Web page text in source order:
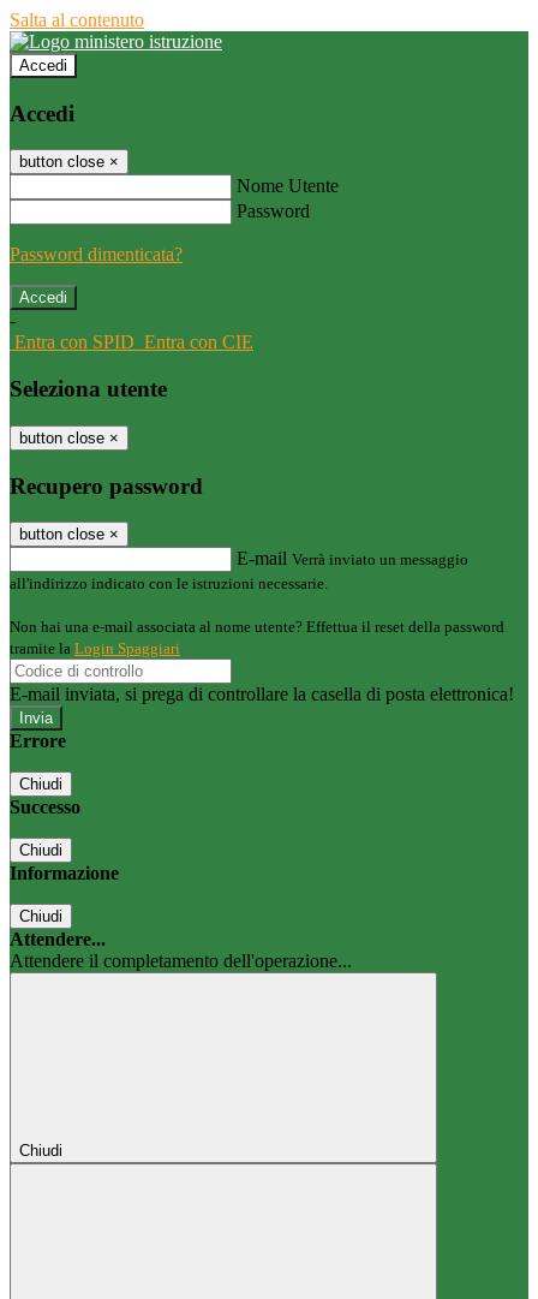
Salta al contenuto
Accedi
Accedi
button close ×
Nome Utente
Password
Password dimenticata?
-
Entra con SPID Entra con CIE
Seleziona utente
button close ×
Recupero password
button close ×
E-mail Verrà inviato un messaggio
all'indirizzo indicato con le istruzioni necessarie.
Non hai una e-mail associata al nome utente? Effettua il reset della password
tramite la Login Spaggiari
E-mail inviata, si prega di controllare la casella di posta elettronica!
Errore
Chiudi
Successo
Chiudi
Informazione
Chiudi
Attendere...
Attendere il completamento dell'operazione...
Chiudi